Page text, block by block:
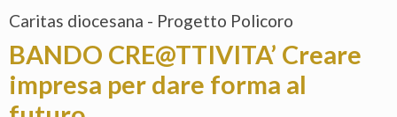
Caritas diocesana - Progetto Policoro
BANDO CRE@TTIVITA’ Creare
impresa per dare forma al